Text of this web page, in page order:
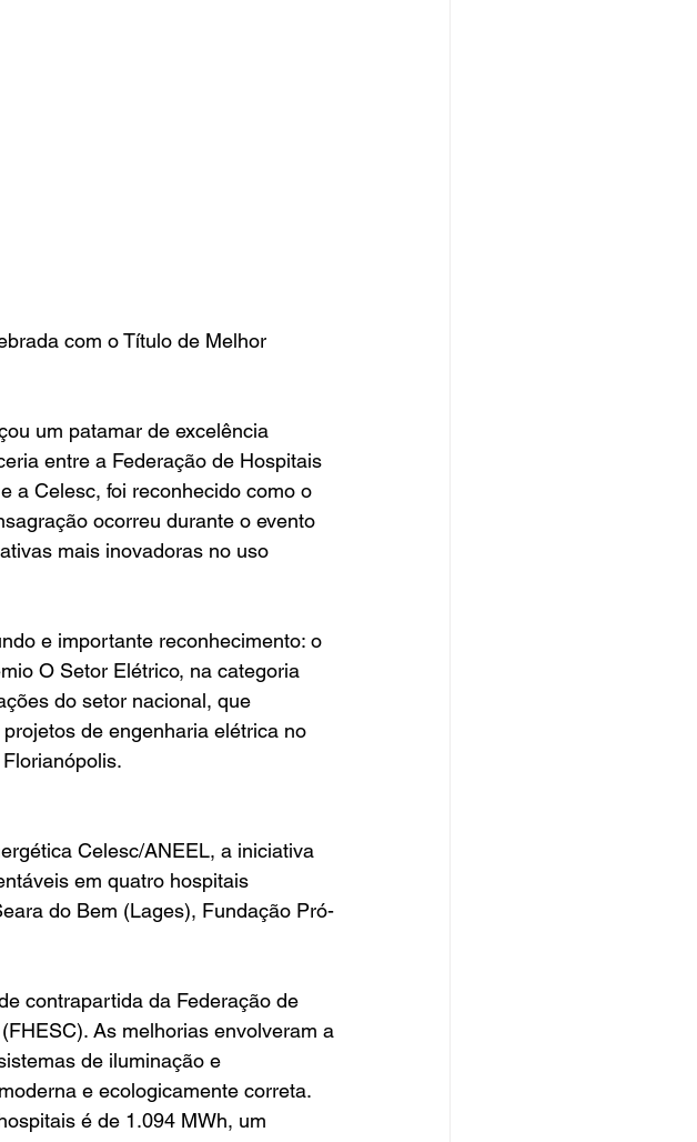
com o Título de Melhor
um patamar de excelência
entre a Federação de Hospitais
a Celesc, foi reconhecido como o
ocorreu durante o evento
mais inovadoras no uso
e importante reconhecimento: o
O Setor Elétrico, na categoria
do setor nacional, que
de engenharia elétrica no
Celesc/ANEEL, a iniciativa
em quatro hospitais
do Bem (Lages), Fundação Pró-
contrapartida da Federação de
As melhorias envolveram a
de iluminação e
e ecologicamente correta.
é de 1.094 MWh, um